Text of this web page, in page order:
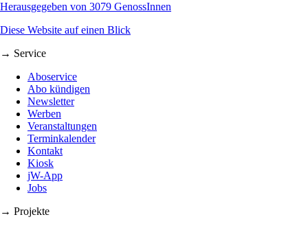
Herausgegeben von 3079 GenossInnen
Diese Website auf einen Blick
→ Service
Aboservice
Abo kündigen
Newsletter
Werben
Veranstaltungen
Terminkalender
Kontakt
Kiosk
jW-App
Jobs
→ Projekte